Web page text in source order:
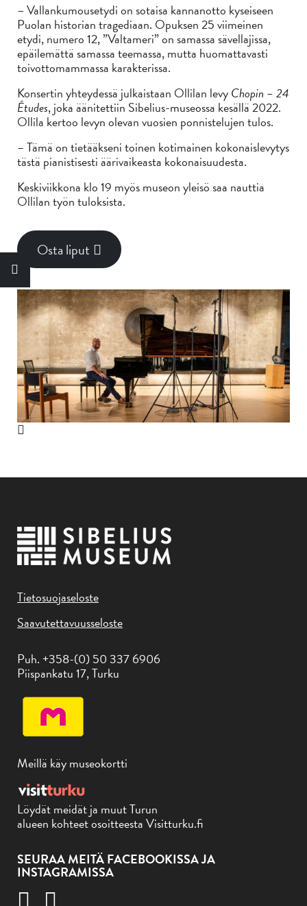
– Vallankumousetydi on sotaisa kannanotto kyseiseen
Puolan historian tragediaan. Opuksen 25 viimeinen
etydi, numero 12, ”Valtameri” on samassa sävellajissa,
epäilemättä samassa teemassa, mutta huomattavasti
toivottomammassa karakterissa.
Konsertin yhteydessä julkaistaan Ollilan levyChopin – 24
Études, joka äänitettiin Sibelius-museossa kesällä 2022.
Ollila kertoo levyn olevan vuosien ponnistelujen tulos.
– Tämä on tietääkseni toinen kotimainen kokonaislevytys
tästä pianistisesti äärivaikeasta kokonaisuudesta.
Keskiviikkona klo 19 myös museon yleisö saa nauttia
Ollilan työn tuloksista.
Osta liput
Tietosuojaseloste
Saavutettavuusseloste
Puh. +358-(0) 50 337 6906
Piispankatu 17, Turku
Meillä käy museokortti
Löydät meidät ja muut Turun
alueen kohteet osoitteesta Visitturku.fi
SEURAA MEITÄ FACEBOOKISSA JA
INSTAGRAMISSA